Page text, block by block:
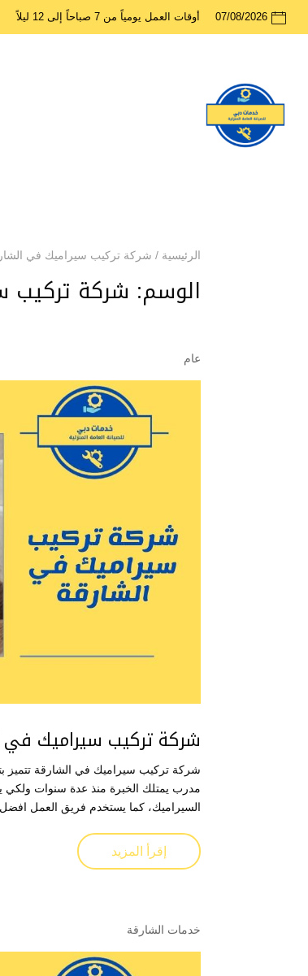
07/08/2026 أوقات العمل يومياً من 7 صباحاً إلى 12 ليلاً
الرئيسية / شركة تركيب سيراميك في
الوسم: شركة تركيب
عام
شركة تركيب سيراميك في
شركة تركيب سيراميك في الشارقة تتميز
مدرب يمتلك الخبرة منذ عدة سنوات
السيراميك، كما يستخدم فريق العمل
إقرأ المزيد
خدمات الشارقة